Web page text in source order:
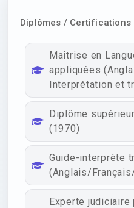
Diplômes / Certifications
Maîtrise en
appliquées
Interprétation et
Diplôme
(1970)
Guide-interprète
(Anglais/
Experte judiciaire